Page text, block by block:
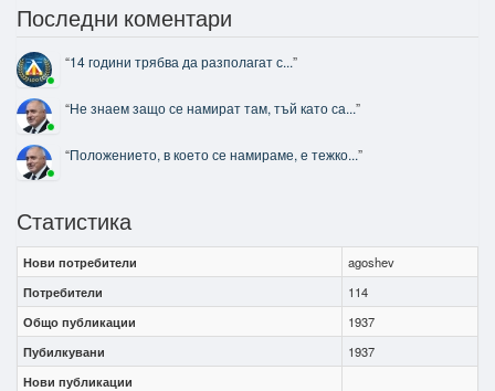
Последни коментари
“14 години трябва да разполагат с...”
“Не знаем защо се намират там, тъй като са...”
“Положението, в което се намираме, е тежко...”
Статистика
Нови потребители
agoshev
Потребители
114
Общо публикации
1937
Пубилкувани
1937
Нови публикации